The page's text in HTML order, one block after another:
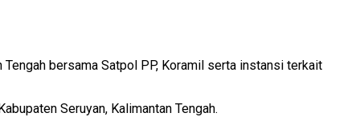
bersama Satpol PP, Koramil serta instansi terkait
Seruyan, Kalimantan Tengah.